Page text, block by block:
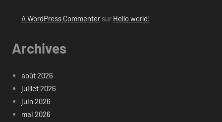
A WordPress Commentersur Hello world!
Archives
août 2026
juillet 2026
juin 2026
mai 2026